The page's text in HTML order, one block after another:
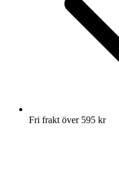
Fri frakt över 595 kr